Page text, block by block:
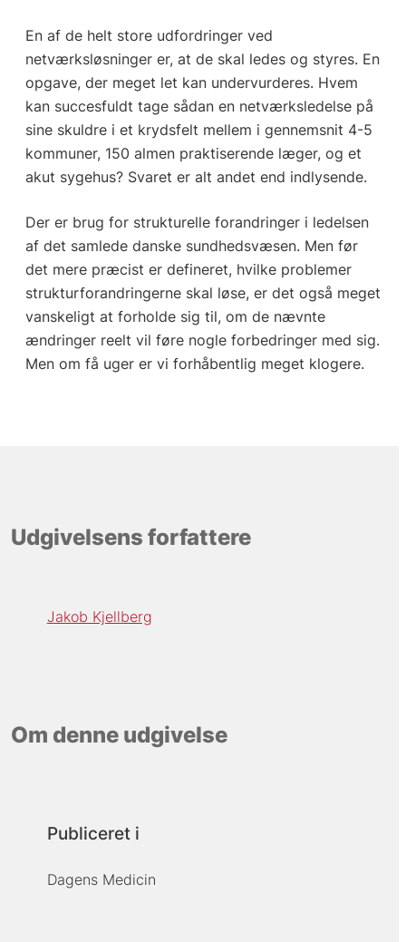
En af de helt store udfordringer ved
netværksløsninger er, at de skal ledes og styres. En
opgave, der meget let kan undervurderes. Hvem
kan succesfuldt tage sådan en netværksledelse på
sine skuldre i et krydsfelt mellem i gennemsnit 4-5
kommuner, 150 almen praktiserende læger, og et
akut sygehus? Svaret er alt andet end indlysende.
Der er brug for strukturelle forandringer i ledelsen
af det samlede danske sundhedsvæsen. Men før
det mere præcist er defineret, hvilke problemer
strukturforandringerne skal løse, er det også meget
vanskeligt at forholde sig til, om de nævnte
ændringer reelt vil føre nogle forbedringer med sig.
Men om få uger er vi forhåbentlig meget klogere.
Udgivelsens forfattere
Jakob Kjellberg
Om denne udgivelse
Publiceret i
Dagens Medicin